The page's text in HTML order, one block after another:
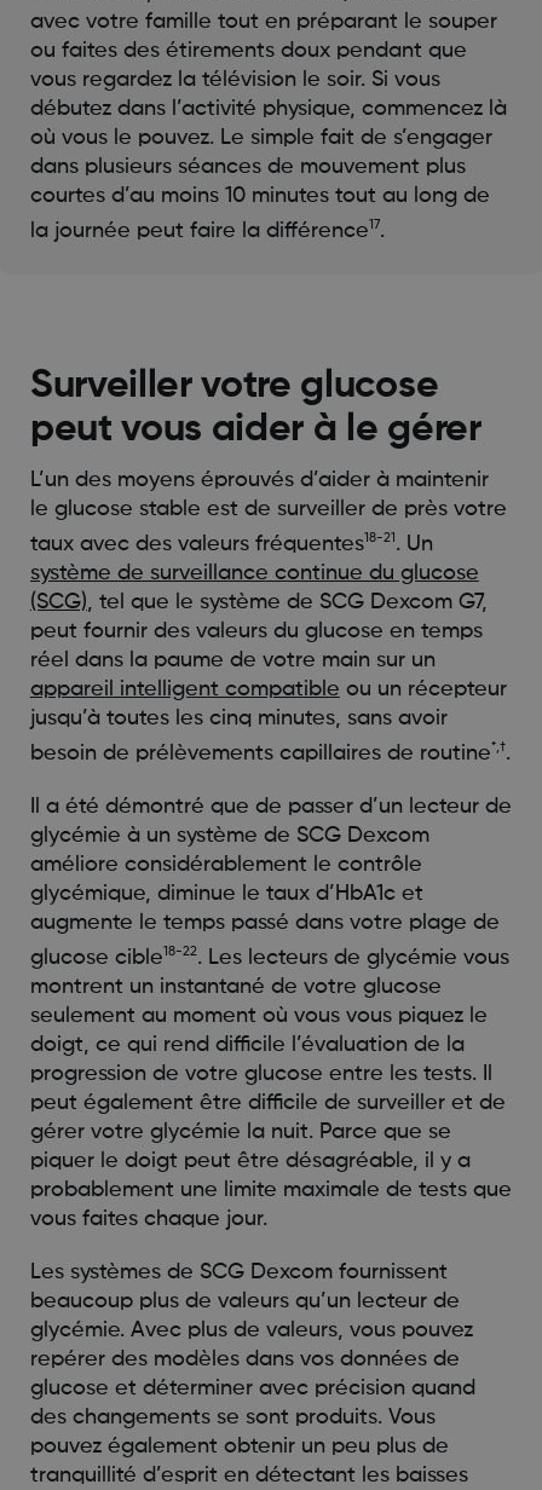
avec votre famille tout en préparant le souper
ou faites des étirements doux pendant que
vous regardez la télévision le soir. Si vous
débutez dans l’activité physique, commencez là
où vous le pouvez. Le simple fait de s’engager
dans plusieurs séances de mouvement plus
courtes d’au moins 10 minutes tout au long de
la journée peut faire la différence17.
Surveiller votre glucose
peut vous aider à le gérer
L’un des moyens éprouvés d’aider à maintenir
le glucose stable est de surveiller de près votre
taux avec des valeurs fréquentes18-21 . Un
système de surveillance continue du glucose
(SCG), tel que le système de SCG Dexcom G7,
peut fournir des valeurs du glucose en temps
réel dans la paume de votre main sur un
appareil intelligent compatible ou un récepteur
jusqu’à toutes les cinq minutes, sans avoir
besoin de prélèvements capillaires de routine*,†.
Il a été démontré que de passer d’un lecteur de
glycémie à un système de SCG Dexcom
améliore considérablement le contrôle
glycémique, diminue le taux d’HbA1c et
augmente le temps passé dans votre plage de
glucose cible18-22. Les lecteurs de glycémie vous
montrent un instantané de votre glucose
seulement au moment où vous vous piquez le
doigt, ce qui rend difficile l’évaluation de la
progression de votre glucose entre les tests. Il
peut également être difficile de surveiller et de
gérer votre glycémie la nuit. Parce que se
piquer le doigt peut être désagréable, il y a
probablement une limite maximale de tests que
vous faites chaque jour.
Les systèmes de SCG Dexcom fournissent
beaucoup plus de valeurs qu’un lecteur de
glycémie. Avec plus de valeurs, vous pouvez
repérer des modèles dans vos données de
glucose et déterminer avec précision quand
des changements se sont produits. Vous
pouvez également obtenir un peu plus de
tranquillité d’esprit en détectant les baisses